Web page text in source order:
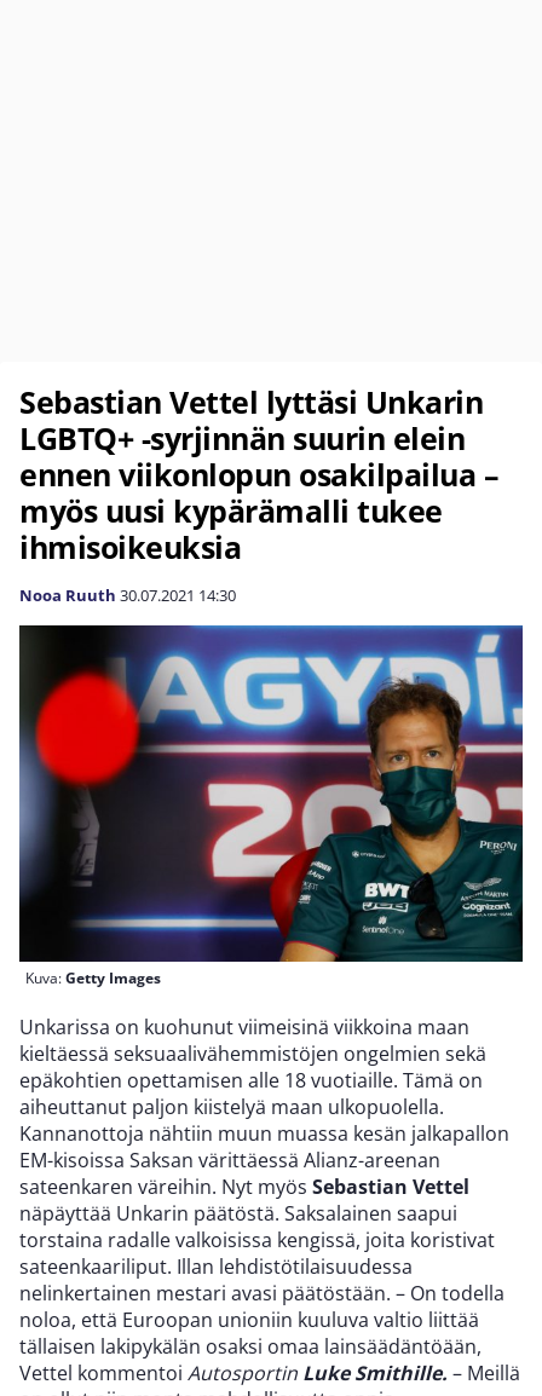
Sebastian Vettel lyttäsi Unkarin
LGBTQ+ -syrjinnän suurin elein
ennen viikonlopun osakilpailua –
myös uusi kypärämalli tukee
ihmisoikeuksia
Nooa Ruuth 30.07.2021 14:30
Kuva:Getty Images
Unkarissa on kuohunut viimeisinä viikkoina maan
kieltäessä seksuaalivähemmistöjen ongelmien sekä
epäkohtien opettamisen alle 18 vuotiaille. Tämä on
aiheuttanut paljon kiistelyä maan ulkopuolella.
Kannanottoja nähtiin muun muassa kesän jalkapallon
EM-kisoissa Saksan värittäessä Alianz-areenan
sateenkaren väreihin. Nyt myös Sebastian Vettel
näpäyttää Unkarin päätöstä. Saksalainen saapui
torstaina radalle valkoisissa kengissä, joita koristivat
sateenkaariliput. Illan lehdistötilaisuudessa
nelinkertainen mestari avasi päätöstään. – On todella
noloa, että Euroopan unioniin kuuluva valtio liittää
tällaisen lakipykälän osaksi omaa lainsäädäntöään,
Vettel kommentoi Autosportin Luke Smithille. – Meillä